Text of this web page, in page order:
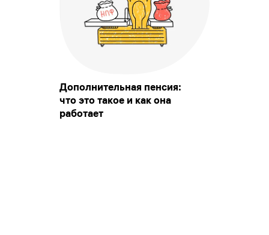
Дополнительная пенсия:
что это такое и как она
работает